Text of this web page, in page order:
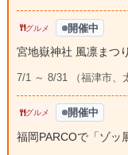
グルメ 開催中
宮地嶽神社 風凛まつ
7/1 ～ 8/31 （福津市、
グルメ 開催中
福岡PARCOで「ゾッ